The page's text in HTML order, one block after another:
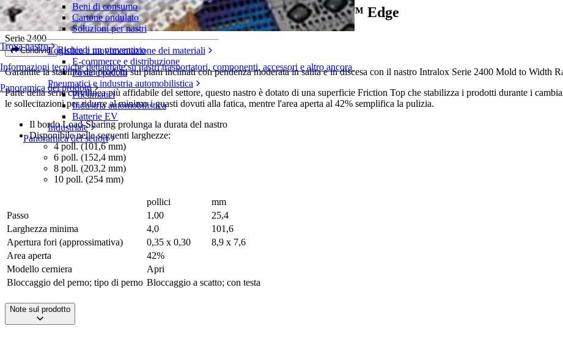
Trova nastro
Informazioni tecniche dettagliate su nastri trasportatori, componenti, accessori e altro ancora
Panoramica dei prodotti
Beni di consumo
Cartone ondulato
Soluzioni per nastri
Logistica e movimentazione dei materiali
E-commerce e distribuzione
Posta e pacchi
Pneumatici e industria automobilistica
Pneumatici
Industria automobilistica
Batterie EV
Industriale
Panoramica dei settori
Radius Friction Top Mold to Width with Load-Sharing™ Edge
Serie 2400
Condividi Richiedi un preventivo
Garantite la stabilità dei prodotti sui piani inclinati con pendenza moderata in salita e in discesa con il nastro Intralox Serie 2400 Mold to Width
Parte della serie curvilinea più affidabile del settore, questo nastro è dotato di una superficie Friction Top che stabilizza i prodotti durante i
le sollecitazioni per ridurre al minimo i guasti dovuti alla fatica, mentre l'area aperta al 42% semplifica la pulizia.
Il bordo Load-Sharing prolunga la durata del nastro
Disponibile nelle seguenti larghezze:
4 poll. (101,6 mm)
6 poll. (152,4 mm)
8 poll. (203,2 mm)
10 poll. (254 mm)
pollici
mm
Passo
1,00
25,4
Larghezza minima
4,0
101,6
Apertura fori (approssimativa)
0,35 x 0,30
8,9 x 7,6
Area aperta
42%
Modello cerniera
Apri
Bloccaggio del perno; tipo di perno Bloccaggio a scatto; con testa
Note sul prodotto